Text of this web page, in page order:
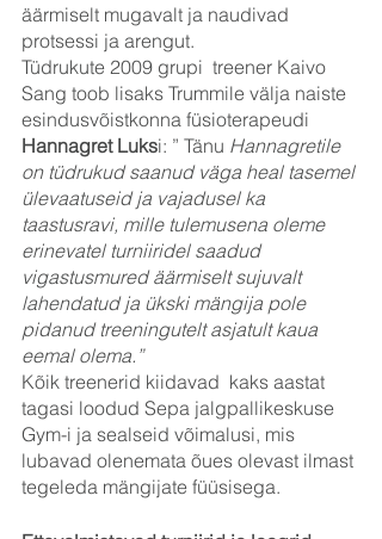
äärmiselt mugavalt ja naudivad
protsessi ja arengut.
Tüdrukute 2009 grupi  treener Kaivo
Sang toob lisaks Trummile välja naiste
esindusvõistkonna füsioterapeudi
Hannagret Luksi: ” Tänu Hannagretile
on tüdrukud saanud väga heal tasemel
ülevaatuseid ja vajadusel ka
taastusravi, mille tulemusena oleme
erinevatel turniiridel saadud
vigastusmured äärmiselt sujuvalt
lahendatud ja ükski mängija pole
pidanud treeningutelt asjatult kaua
eemal olema.”
Kõik treenerid kiidavad  kaks aastat
tagasi loodud Sepa jalgpallikeskuse
Gym-i ja sealseid võimalusi, mis
lubavad olenemata õues olevast ilmast
tegeleda mängijate füüsisega.